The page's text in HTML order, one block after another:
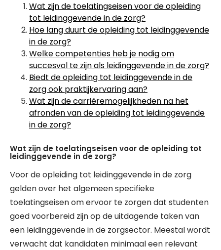
Wat zijn de toelatingseisen voor de opleiding
tot leidinggevende in de zorg?
Hoe lang duurt de opleiding tot leidinggevende
in de zorg?
Welke competenties heb je nodig om
succesvol te zijn als leidinggevende in de zorg?
Biedt de opleiding tot leidinggevende in de
zorg ook praktijkervaring aan?
Wat zijn de carrièremogelijkheden na het
afronden van de opleiding tot leidinggevende
in de zorg?
Wat zijn de toelatingseisen voor de opleiding tot
leidinggevende in de zorg?
Voor de opleiding tot leidinggevende in de zorg
gelden over het algemeen specifieke
toelatingseisen om ervoor te zorgen dat studenten
goed voorbereid zijn op de uitdagende taken van
een leidinggevende in de zorgsector. Meestal wordt
verwacht dat kandidaten minimaal een relevant